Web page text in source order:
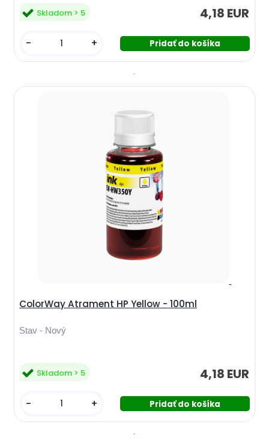
4,18 EUR
Skladom > 5
- +
ColorWay Atrament HP Yellow - 100ml
Stav - Nový
4,18 EUR
Skladom > 5
- +